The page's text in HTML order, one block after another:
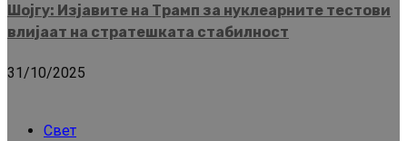
Шојгу: Изјавите на Трамп за нуклеарните тестови
влијаат на стратешката стабилност
31/10/2025
Свет